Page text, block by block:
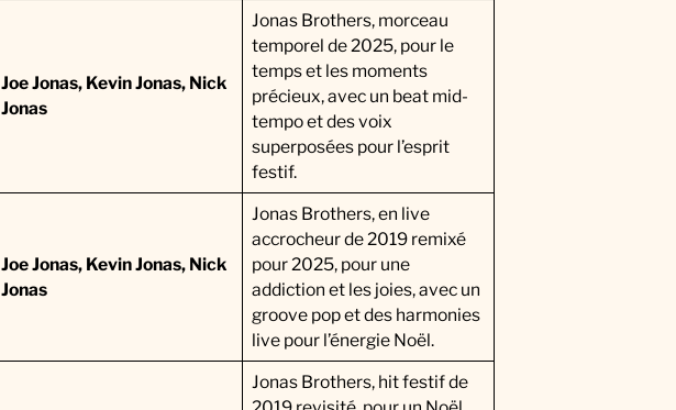
Joe Jonas, Kevin Jonas, Nick
Jonas
Jonas Brothers, morceau
temporel de 2025, pour le
temps et les moments
précieux, avec un beat mid-
tempo et des voix
superposées pour l’esprit
festif.
Joe Jonas, Kevin Jonas, Nick
Jonas
Jonas Brothers, en live
accrocheur de 2019 remixé
pour 2025, pour une
addiction et les joies, avec un
groove pop et des harmonies
live pour l’énergie Noël.
Jonas Brothers, hit festif de